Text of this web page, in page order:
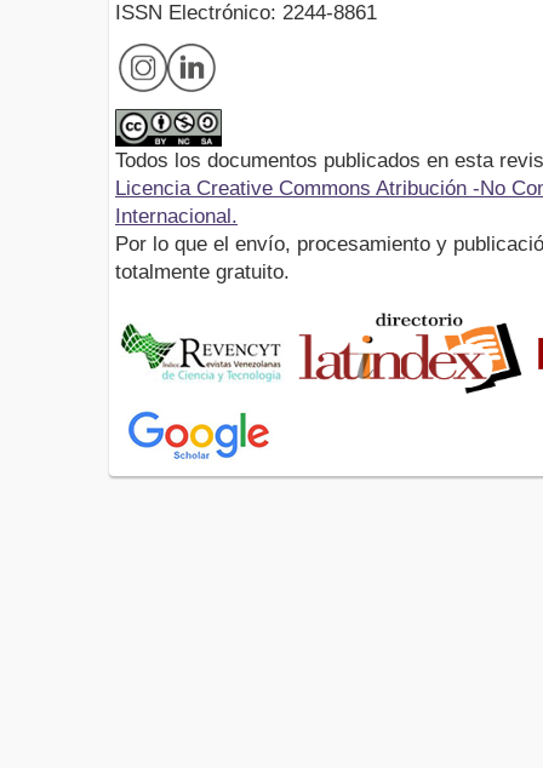
ISSN Electrónico: 2244-8861
Todos los documentos publicados en esta
Licencia Creative Commons Atribución -No
Internacional.
Por lo que el envío, procesamiento y
totalmente gratuito.